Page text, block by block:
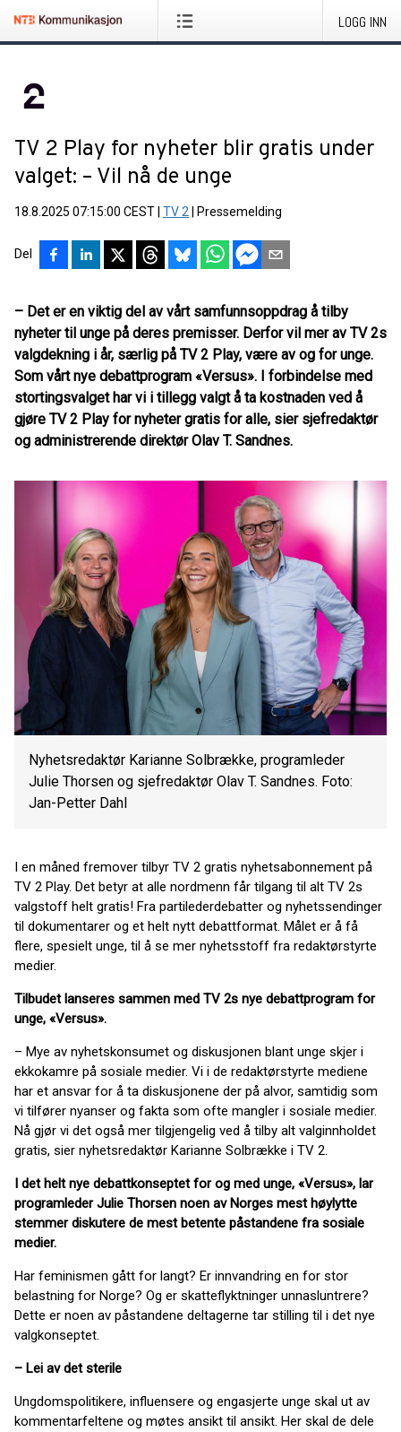
LOGG INN
TV 2 Play for nyheter blir gratis under
valget: – Vil nå de unge
18.8.2025 07:15:00 CEST TV 2 Pressemelding
Del
– Det er en viktig del av vårt samfunnsoppdrag å tilby
nyheter til unge på deres premisser. Derfor vil mer av TV 2s
valgdekning i år, særlig på TV 2 Play, være av og for unge.
Som vårt nye debattprogram «Versus». I forbindelse med
stortingsvalget har vi i tillegg valgt å ta kostnaden ved å
gjøre TV 2 Play for nyheter gratis for alle, sier sjefredaktør
og administrerende direktør Olav T. Sandnes.
Nyhetsredaktør Karianne Solbrække, programleder
Julie Thorsen og sjefredaktør Olav T. Sandnes. Foto:
Jan-Petter Dahl
I en måned fremover tilbyr TV 2 gratis nyhetsabonnement på
TV 2 Play. Det betyr at alle nordmenn får tilgang til alt TV 2s
valgstoff helt gratis! Fra partilederdebatter og nyhetssendinger
til dokumentarer og et helt nytt debattformat. Målet er å få
flere, spesielt unge, til å se mer nyhetsstoff fra redaktørstyrte
medier.
Tilbudet lanseres sammen med TV 2s nye debattprogram for
unge, «Versus».
– Mye av nyhetskonsumet og diskusjonen blant unge skjer i
ekkokamre på sosiale medier. Vi i de redaktørstyrte mediene
har et ansvar for å ta diskusjonene der på alvor, samtidig som
vi tilfører nyanser og fakta som ofte mangler i sosiale medier.
Nå gjør vi det også mer tilgjengelig ved å tilby alt valginnholdet
gratis, sier nyhetsredaktør Karianne Solbrække i TV 2.
I det helt nye debattkonseptet for og med unge, «Versus», lar
programleder Julie Thorsen noen av Norges mest høylytte
stemmer diskutere de mest betente påstandene fra sosiale
medier.
Har feminismen gått for langt? Er innvandring en for stor
belastning for Norge? Og er skatteflyktninger unnasluntrere?
Dette er noen av påstandene deltagerne tar stilling til i det nye
valgkonseptet.
– Lei av det sterile
Ungdomspolitikere, influensere og engasjerte unge skal ut av
kommentarfeltene og møtes ansikt til ansikt. Her skal de dele